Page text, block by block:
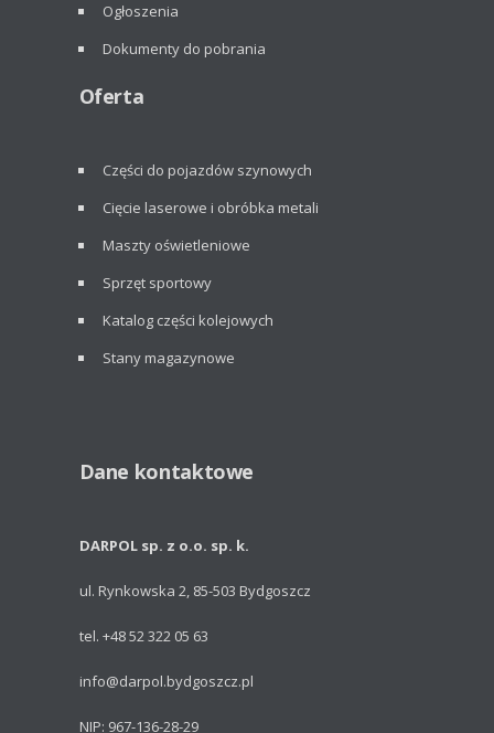
Ogłoszenia
Dokumenty do pobrania
Oferta
Części do pojazdów szynowych
Cięcie laserowe i obróbka metali
Maszty oświetleniowe
Sprzęt sportowy
Katalog części kolejowych
Stany magazynowe
Dane kontaktowe
DARPOL sp. z o.o. sp. k.
ul. Rynkowska 2, 85-503 Bydgoszcz
tel. +48 52 322 05 63
info@darpol.bydgoszcz.pl
NIP: 967-136-28-29